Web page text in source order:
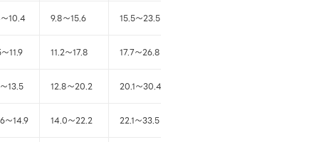
10.4 9.8～15.6 15.5～23.5
11.9 11.2～17.8 17.7～26.8
13.5 12.8～20.2 20.1～30.4
～14.9 14.0～22.2 22.1～33.5